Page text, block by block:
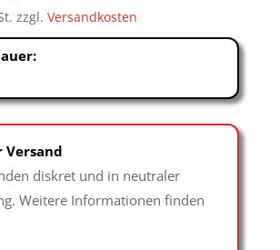
zzgl. Versandkosten
Versand
diskret und in neutraler
Weitere Informationen finden